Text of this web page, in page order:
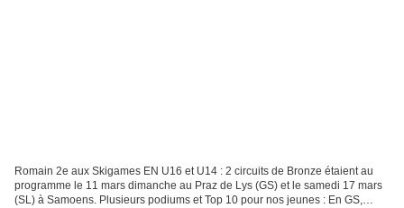
Romain 2e aux Skigames EN U16 et U14 : 2 circuits de Bronze étaient au
programme le 11 mars dimanche au Praz de Lys (GS) et le samedi 17 mars
(SL) à Samoens. Plusieurs podiums et Top 10 pour nos jeunes : En GS,